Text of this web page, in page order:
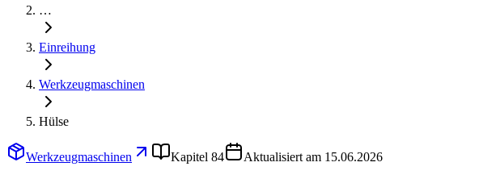
…
Einreihung
Werkzeugmaschinen
Hülse
Werkzeugmaschinen Kapitel 84 Aktualisiert am 15.06.2026